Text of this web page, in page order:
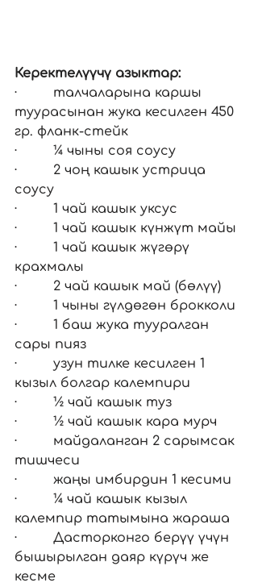
Керектелүүчү азыктар:
·         талчаларына каршы
туурасынан жука кесилген 450
гр. фланк-стейк
·         ¼ чыны соя соусу
·         2 чоң кашык устрица
соусу
·         1 чай кашык уксус
·         1 чай кашык күнжүт майы
·         1 чай кашык жүгөрү
крахмалы
·         2 чай кашык май (бөлүү)
·         1 чыны гүлдөгөн брокколи
·         1 баш жука тууралган
сары пияз
·         узун тилке кесилген 1
кызыл болгар калемпири
·         ½ чай кашык туз
·         ½ чай кашык кара мурч
·         майдаланган 2 сарымсак
тишчеси
·         жаңы имбирдин 1 кесими
·         ¼ чай кашык кызыл
калемпир татымына жараша
·         Дасторконго берүү үчүн
бышырылган даяр күрүч же
кесме